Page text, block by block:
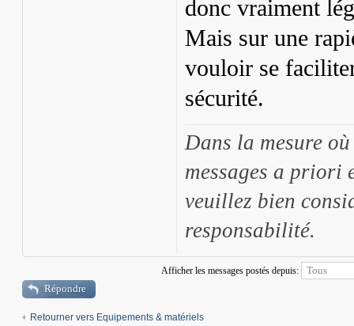
donc vraiment
Mais sur une
vouloir se
sécurité.
Dans la mesure
messages a priori
veuillez bien
responsabilité.
Afficher les messages postés depuis:
Répondre
Retourner vers Equipements & matériels